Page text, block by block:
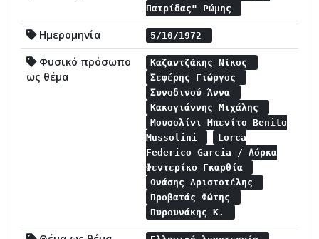
Πατρίδας" Ρώμης
Ημερομηνία 5/10/1972
Φυσικό πρόσωπο
ως θέμα
Καζαντζάκης Νίκος
Σεφέρης Γιώργος
Συνοδινού Άννα
Κακογιάννης Μιχάλης
Μουσολίνι Μπενίτο Benito
Mussolini
Lorca
Federico Garcia / Λόρκα
Φεντερίκο Γκαρθία
Ωνάσης Αριστοτέλης
Προβατάς Φώτης
Πυρουνάκης Κ.